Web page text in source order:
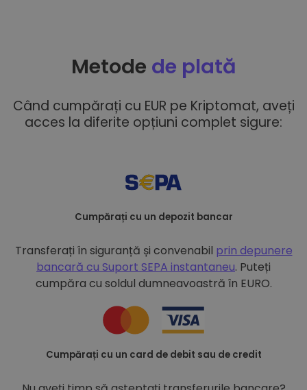
Metode de plată
Când cumpărați cu EUR pe Kriptomat, aveți
acces la diferite opțiuni complet sigure:
Cumpărați cu un depozit bancar
Transferați în siguranță și convenabil prin depunere
bancară cu Suport SEPA instantaneu. Puteți
cumpăra cu soldul dumneavoastră în EURO.
Cumpărați cu un card de debit sau de credit